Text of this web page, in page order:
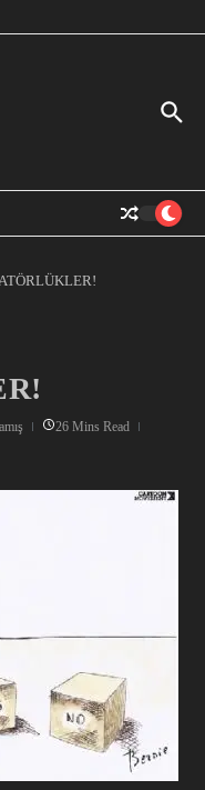
Daha Rejimin “Kendinden
26 Mins Read